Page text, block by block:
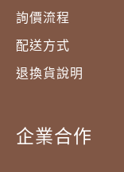
詢價流程
配送方式
退換貨說明
企業合作